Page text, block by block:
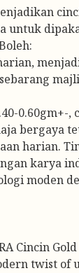
untuk
0.60gm+-,
bergaya
harian.
karya
moden
Cincin
twist of